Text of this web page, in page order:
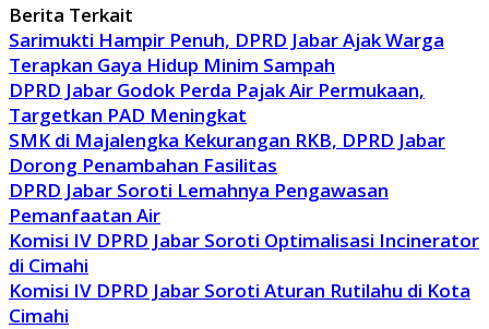
Berita Terkait
Sarimukti Hampir Penuh, DPRD Jabar Ajak Warga
Terapkan Gaya Hidup Minim Sampah
DPRD Jabar Godok Perda Pajak Air Permukaan,
Targetkan PAD Meningkat
SMK di Majalengka Kekurangan RKB, DPRD Jabar
Dorong Penambahan Fasilitas
DPRD Jabar Soroti Lemahnya Pengawasan
Pemanfaatan Air
Komisi IV DPRD Jabar Soroti Optimalisasi Incinerator
di Cimahi
Komisi IV DPRD Jabar Soroti Aturan Rutilahu di Kota
Cimahi